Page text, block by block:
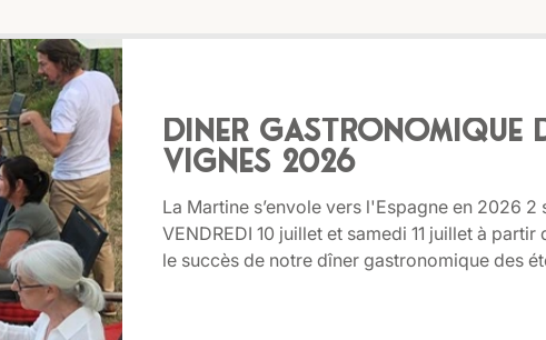
Diner gastronomique
vignes 2026
La Martine s’envole vers l'Espagne en 2026 2
VENDREDI 10 juillet et samedi 11 juillet à partir de
le succès de notre dîner gastronomique des